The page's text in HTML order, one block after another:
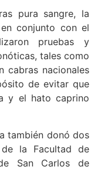
pura sangre, la
conjunto con el
pruebas y
tales como
cabras nacionales
de evitar que
y el hato caprino
también donó dos
la Facultad de
San Carlos de